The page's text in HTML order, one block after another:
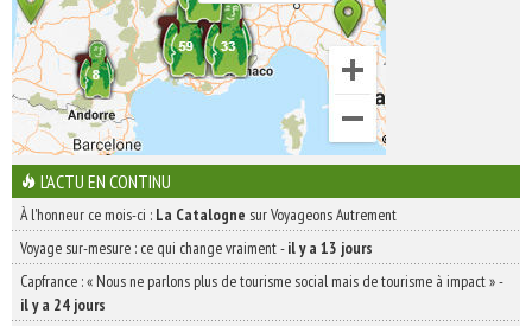
L'ACTU EN CONTINU
À l'honneur ce mois-ci : La Catalogne sur Voyageons Autrement
Voyage sur-mesure : ce qui change vraiment-il y a 13 jours
Capfrance : « Nous ne parlons plus de tourisme social mais de tourisme à impact »-
il y a 24 jours